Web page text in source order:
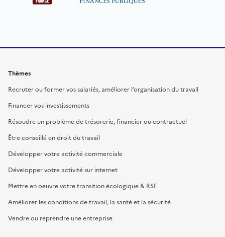
Thèmes
Recruter ou former vos salariés, améliorer l’organisation du travail
Financer vos investissements
Résoudre un problème de trésorerie, financier ou contractuel
Être conseillé en droit du travail
Développer votre activité commerciale
Développer votre activité sur internet
Mettre en oeuvre votre transition écologique & RSE
Améliorer les conditions de travail, la santé et la sécurité
Vendre ou reprendre une entreprise